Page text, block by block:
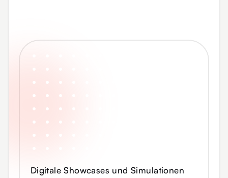
Digitale Showcases und Simulationen